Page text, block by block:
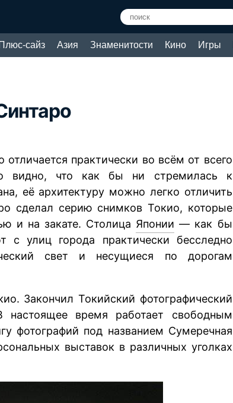
Плюс-сайз Азия Знаменитости Кино Игры
отличается практически во всём от всего
видно, что как бы ни стремилась к
её архитектуру можно легко отличить
сделал серию снимков Токио, которые
и на закате. Столица Японии — как бы
с улиц города практически бесследно
свет и несущиеся по дорогам
Закончил Токийский фотографический
настоящее время работает свободным
фотографий под названием Сумеречная
выставок в различных уголках